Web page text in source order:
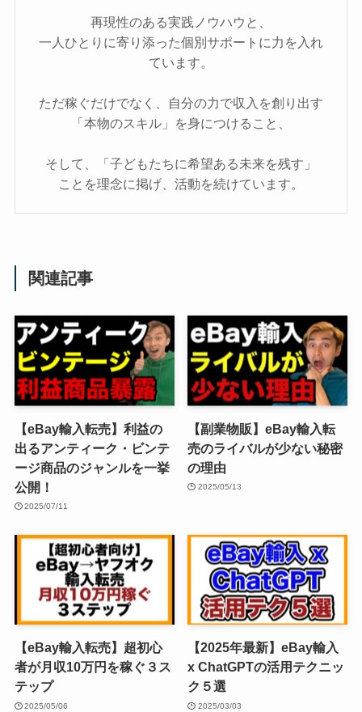
再現性のある実践ノウハウと、
一人ひとりに寄り添った個別サポートに力を入れ
ています。
ただ稼ぐだけでなく、自分の力で収入を創り出す
「本物のスキル」を身につけること、
そして、「子どもたちに希望ある未来を残す」
ことを理念に掲げ、活動を続けています。
関連記事
【eBay輸入転売】利益の
出るアンティーク・ビンテ
ージ商品のジャンルを一挙
公開！
2025/07/11
【副業物販】eBay輸入転
売のライバルが少ない秘密
の理由
2025/05/13
【eBay輸入転売】超初心
者が月収10万円を稼ぐ３ス
テップ
2025/05/06
【2025年最新】eBay輸入
x ChatGPTの活用テクニッ
ク５選
2025/03/03